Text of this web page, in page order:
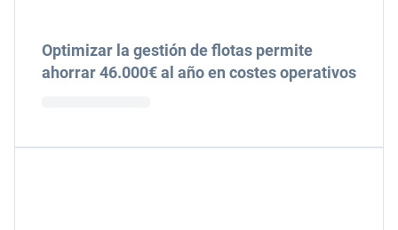
Optimizar la gestión de flotas permite
ahorrar 46.000€ al año en costes operativos